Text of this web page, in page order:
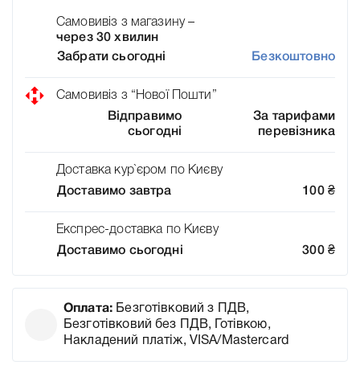
Самовивіз з магазину –
через 30 хвилин
Забрати сьогодні
Безкоштовно
Самовивіз з “Нової Пошти”
Відправимо
сьогодні
За тарифами
перевізника
Доставка кур`єром по Києву
Доставимо завтра
100 ₴
Експрес-доставка по Києву
Доставимо сьогодні
300 ₴
Оплата: Безготівковий з ПДВ,
Безготівковий без ПДВ, Готівкою,
Накладений платіж, VISA/Mastercard